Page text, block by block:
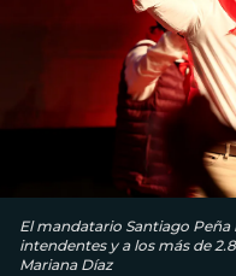
El mandatario Santiago
intendentes y a los más de
Mariana Díaz